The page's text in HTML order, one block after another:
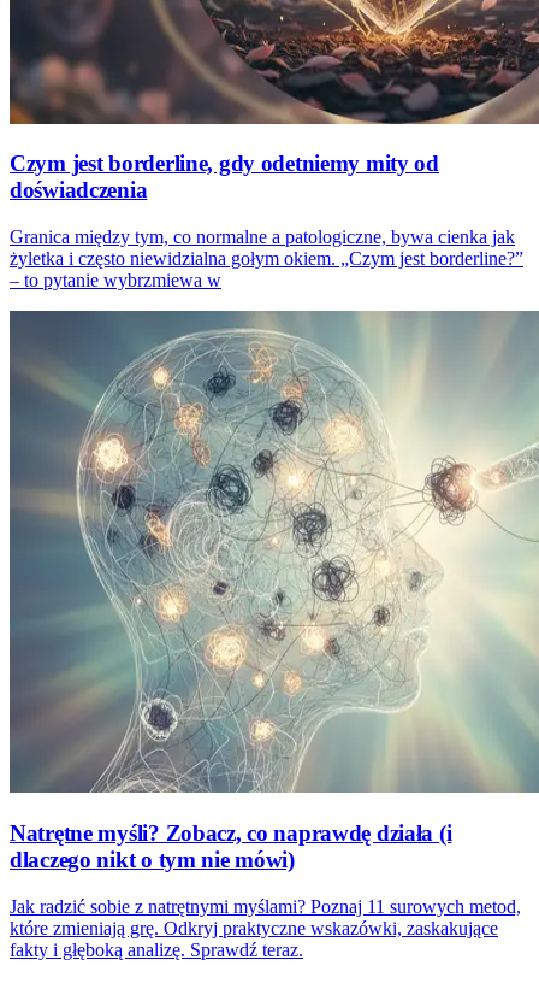
Czym jest borderline, gdy odetniemy mity od
doświadczenia
Granica między tym, co normalne a patologiczne, bywa cienka jak
żyletka i często niewidzialna gołym okiem. „Czym jest borderline?”
– to pytanie wybrzmiewa w
Natrętne myśli? Zobacz, co naprawdę działa (i
dlaczego nikt o tym nie mówi)
Jak radzić sobie z natrętnymi myślami? Poznaj 11 surowych metod,
które zmieniają grę. Odkryj praktyczne wskazówki, zaskakujące
fakty i głęboką analizę. Sprawdź teraz.